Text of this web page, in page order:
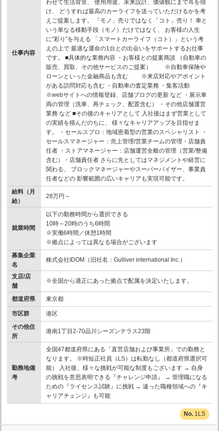
仕事内容
わせて生活背景、 使用用途、未来設計、価値観にまで耳を傾
け、 どうすれば最高のカーライフを送っていただけるかを考
えご提案します。 「モノ」売りではなく「コト」売り！ 車と
いう単なる移動手段（モノ）だけではなく、 お客様の人生
に”彩り”を与える 「スマートカーライフ（コト）」という考
えの上で 最適な運命の1台との出会いをサポートするお仕事
です。 ■具体的な業務内容 ・お客様との提案商談 （自動車の
販売、買取、その他サービスのご提案） ※自動車保険や
ローンといった金融商品も含む ※来店対応やアポイント
がある訪問対応も含む ・自動車の査定業務 ・集客活動
※webサイトへの情報登録、店舗ブログの更新 など ・展示車
両の管理（洗車、再チェック、配置含む） ・その他店舗運営
業務 など ■その後のキャリアとして 入社後はまず営業として
の実績を積んだのちに、 様々なキャリアアップを目指せま
す。 ・セールスプロ：地域密着型の営業のスペシャリスト ・
セールスマネージャー：売上管理/営業チームの管理・店舗責
任者 ・ストアマネージャー：店舗運営全般の管理（営業/整備
含む）・店舗責任者 さらに先としてはマネジメントや経営に
関わる、 ブロックマネージャーやスーパーバイザー、事業責
任者などの 影響範囲の広いキャリアも実現可能です。
給料（月
給）
28万円～
就業時間
以下の勤務時間から選択できる
10時～20時のうち6時間
※実働6時間／休憩1時間
※拠点によっては異なる場合がございます
募集企業
名
株式会社IDOM（旧社名：Gulliver international Inc.）
支店/店
舗
※全国から適正にあった拠点で配属を決定いたします。
都道府県 東京都
市区群
港区
その他住
所
港南1丁目2-70品川シーズンテラス23階
勤務地備
考
全国47都道府県にある「直営店舗および事業所」での勤務と
なります。 ※時短正社員（LS）は転勤なし（都道府県選択可
能） 入社後、様々な挑戦が可能な制度もございます → 自身
の挑戦を意思表明できる『チャレンジ申請』 → 管理職になる
ための『ライセンス試験』に挑戦 → 違った職種領域への『キ
ャリアチェンジ』も可能
1LS